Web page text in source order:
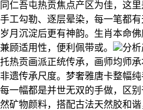
仁吾屯热贡焦点产区为佳，这
工勾勒、逐层晕染，每一笔都
月沉淀后更有神韵。生肖本命
顾适用性，便利佩带或。
分
热贡画派正统传承，画师均师
遗传承尺度。梦奢雅唐卡整幅
一幅都是并世无双的手做，区
矿物颜料，搭配古法天然胶和